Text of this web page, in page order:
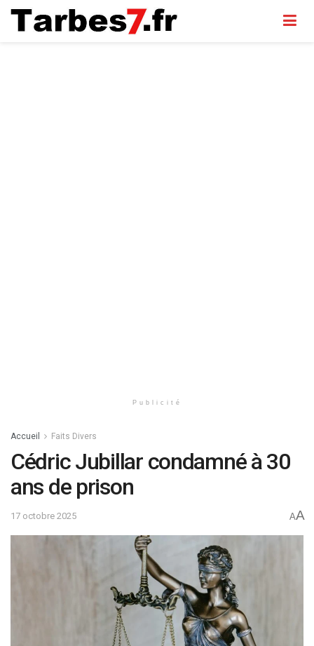
Publicité
Accueil Faits Divers
Cédric Jubillar condamné à 30
ans de prison
17 octobre 2025 AA